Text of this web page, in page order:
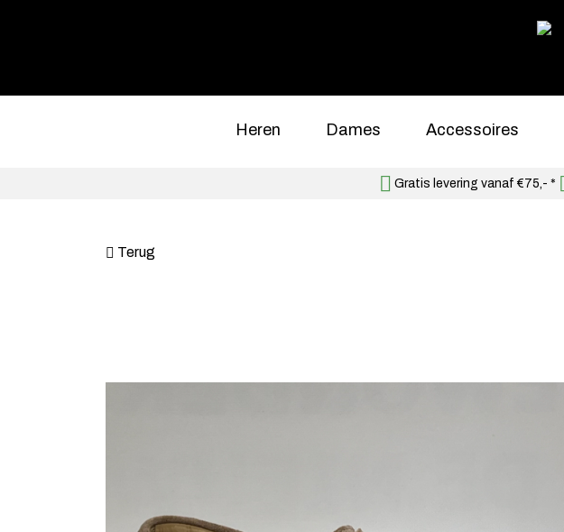
Heren Dames Accessoires
Gratis levering vanaf €75,- *
Terug